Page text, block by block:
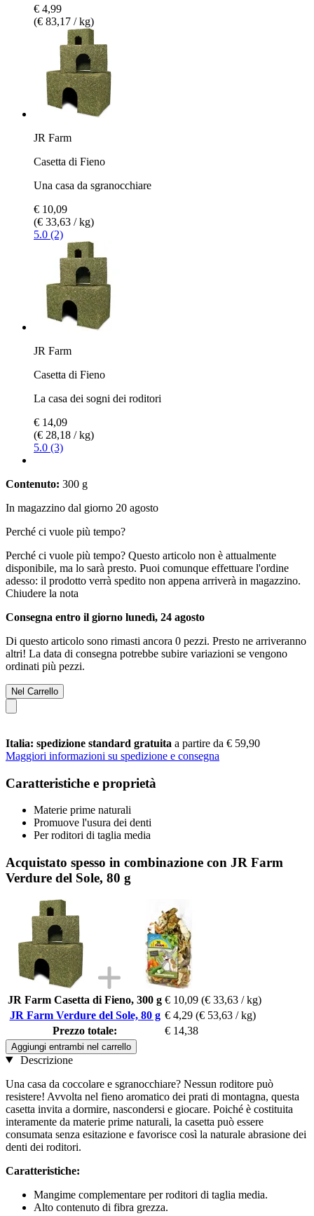
€ 4,99
(€ 83,17 / kg)
JR Farm
Casetta di Fieno
Una casa da sgranocchiare
€ 10,09
(€ 33,63 / kg)
5.0 (2)
JR Farm
Casetta di Fieno
La casa dei sogni dei roditori
€ 14,09
(€ 28,18 / kg)
5.0 (3)
Contenuto: 300 g
In magazzino dal giorno 20 agosto
Perché ci vuole più tempo?
Perché ci vuole più tempo? Questo articolo non è attualmente
disponibile, ma lo sarà presto. Puoi comunque effettuare l'ordine
adesso: il prodotto verrà spedito non appena arriverà in magazzino.
Chiudere la nota
Consegna entro il giorno lunedì, 24 agosto
Di questo articolo sono rimasti ancora 0 pezzi. Presto ne arriveranno
altri! La data di consegna potrebbe subire variazioni se vengono
ordinati più pezzi.
Nel Carrello
Italia: spedizione standard gratuita a partire da € 59,90
Maggiori informazioni su spedizione e consegna
Caratteristiche e proprietà
Materie prime naturali
Promuove l'usura dei denti
Per roditori di taglia media
Acquistato spesso in combinazione con JR Farm
Verdure del Sole, 80 g
JR Farm Casetta di Fieno, 300 g € 10,09 (€ 33,63 / kg)
JR Farm Verdure del Sole, 80 g € 4,29 (€ 53,63 / kg)
Prezzo totale:
€ 14,38
Aggiungi entrambi nel carrello
Descrizione
Una casa da coccolare e sgranocchiare? Nessun roditore può
resistere! Avvolta nel fieno aromatico dei prati di montagna, questa
casetta invita a dormire, nascondersi e giocare. Poiché è costituita
interamente da materie prime naturali, la casetta può essere
consumata senza esitazione e favorisce così la naturale abrasione dei
denti dei roditori.
Caratteristiche:
Mangime complementare per roditori di taglia media.
Alto contenuto di fibra grezza.